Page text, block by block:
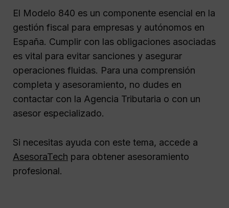
El Modelo 840 es un componente esencial en la
gestión fiscal para empresas y autónomos en
España. Cumplir con las obligaciones asociadas
es vital para evitar sanciones y asegurar
operaciones fluidas. Para una comprensión
completa y asesoramiento, no dudes en
contactar con la Agencia Tributaria o con un
asesor especializado.
Si necesitas ayuda con este tema, accede a
AsesoraTech para obtener asesoramiento
profesional.